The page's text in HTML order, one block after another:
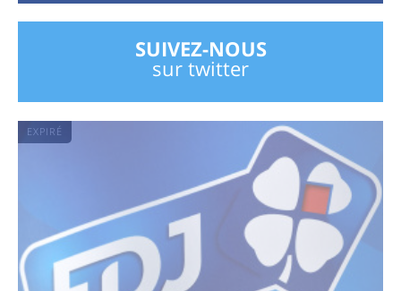
SUIVEZ-NOUS
sur twitter
EXPIRÉ